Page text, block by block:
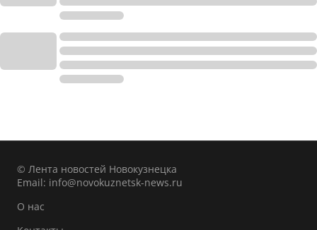
© Лента новостей Новокузнецка
Email: info@novokuznetsk-news.ru
О нас